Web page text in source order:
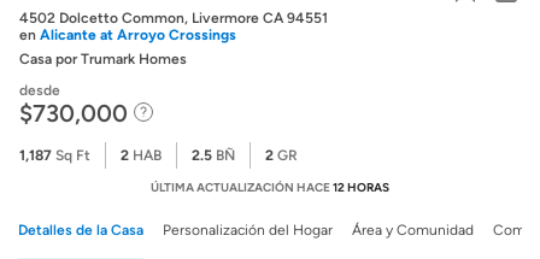
4502 Dolcetto Common, Livermore CA 94551
en Alicante at Arroyo Crossings
Casa por Trumark Homes
desde
$730,000
1,187 Sq Ft 2 HAB 2.5 BÑ 2 GR
ÚLTIMA ACTUALIZACIÓN HACE12 HORAS
Detalles de la Casa Personalización del Hogar Área y Comunidad